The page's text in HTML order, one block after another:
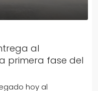
al
primera fase del
hoy al